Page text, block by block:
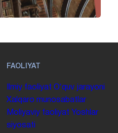
FAOLIYAT
Ilmiy faoliyat Oʻquv jarayoni
Xalqaro munosabatlar
Moliyaviy faoliyat Yoshlar
siyosati